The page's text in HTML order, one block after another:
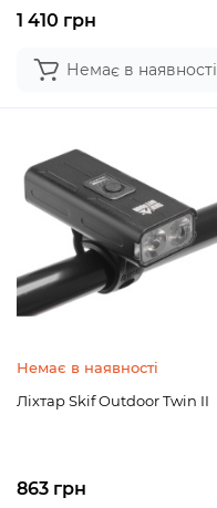
1 410 грн
Немає в наявності
Немає в наявності
Ліхтар Skif Outdoor Twin II
863 грн